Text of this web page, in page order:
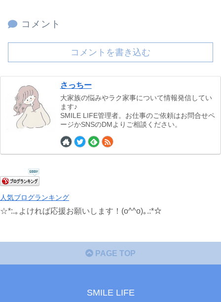
コメント
コメントを書き込む
さっちー
大家族の悩みやラク家事について情報発信してい
ます♪
SMILE LIFE管理者。お仕事のご依頼はお問合せペ
ージかSNSのDMよりご相談ください。
人気ブログランキング
☆*:.｡よければ応援お願いします！(o^^o)｡.:*☆
PAGE TOP
SMILE LIFE